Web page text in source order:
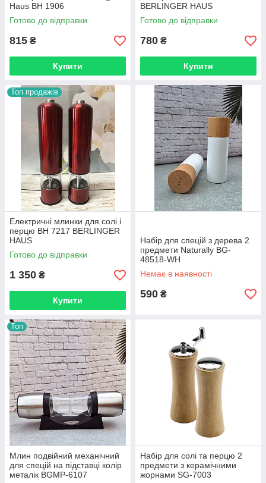
Haus BH 1906
Готово до відправки
815 ₴
Купити
BERLINGER HAUS
Готово до відправки
780 ₴
Купити
Топ продажів
Електричні млинки для солі і
перцю BH 7217 BERLINGER
HAUS
Готово до відправки
1 350 ₴
Купити
Набір для спецій з дерева 2
предмети Naturally BG-
48518-WH
Немає в наявності
590 ₴
Топ
Млин подвійний механічний
для спецій на підставці колір
металік BGMP-6107
Набір для солі та перцю 2
предмети з керамічними
жорнами SG-7003